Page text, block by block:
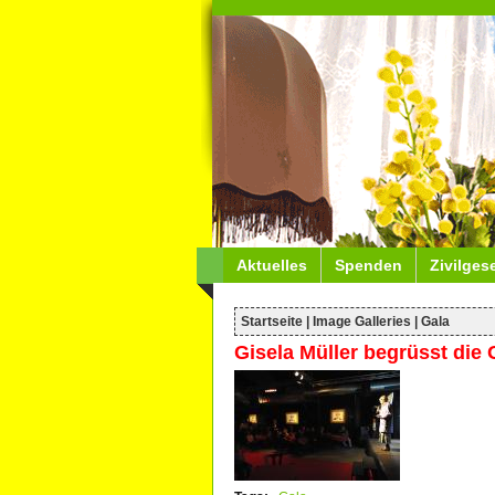
Aktuelles Spenden
Startseite Image Galleries Gala
Gisela Müller begrüsst die